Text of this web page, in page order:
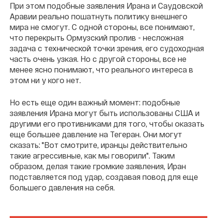
При этом подобные заявления Ирана и Саудовской
Аравии реально пошатнуть политику внешнего
мира не смогут. С одной стороны, все понимают,
что перекрыть Ормузский пролив - несложная
задача с технической точки зрения, его судоходная
часть очень узкая. Но с другой стороны, все не
менее ясно понимают, что реального интереса в
этом ни у кого нет.
Но есть еще один важный момент: подобные
заявления Ирана могут быть использованы США и
другими его противниками для того, чтобы оказать
еще большее давление на Тегеран. Они могут
сказать: "Вот смотрите, иранцы действительно
такие агрессивные, как мы говорили". Таким
образом, делая такие громкие заявления, Иран
подставляется под удар, создавая повод для еще
большего давления на себя.